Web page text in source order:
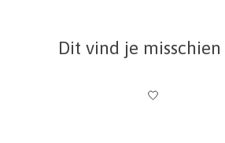
Dit vind je
Items van productcarrousel